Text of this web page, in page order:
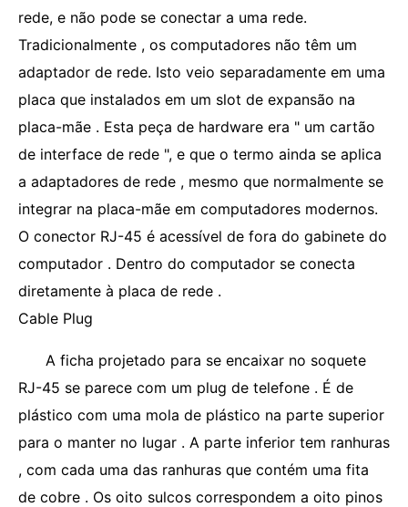
rede, e não pode se conectar a uma rede.
Tradicionalmente , os computadores não têm um
adaptador de rede. Isto veio separadamente em uma
placa que instalados em um slot de expansão na
placa-mãe . Esta peça de hardware era " um cartão
de interface de rede ", e que o termo ainda se aplica
a adaptadores de rede , mesmo que normalmente se
integrar na placa-mãe em computadores modernos.
O conector RJ-45 é acessível de fora do gabinete do
computador . Dentro do computador se conecta
diretamente à placa de rede .
Cable Plug
A ficha projetado para se encaixar no soquete
RJ-45 se parece com um plug de telefone . É de
plástico com uma mola de plástico na parte superior
para o manter no lugar . A parte inferior tem ranhuras
, com cada uma das ranhuras que contém uma fita
de cobre . Os oito sulcos correspondem a oito pinos